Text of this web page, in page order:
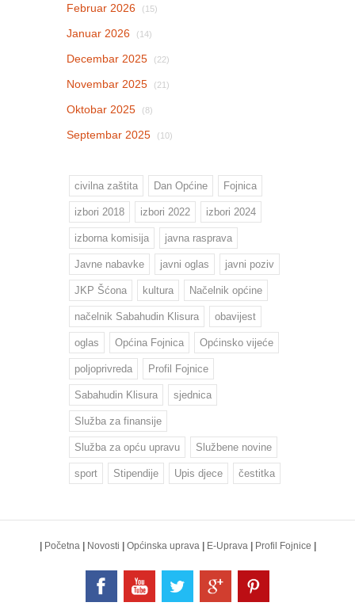
Februar 2026 (15)
Januar 2026 (14)
Decembar 2025 (22)
Novembar 2025 (21)
Oktobar 2025 (8)
Septembar 2025 (10)
civilna zaštita Dan Općine Fojnica
izbori 2018 izbori 2022 izbori 2024
izborna komisija javna rasprava
Javne nabavke javni oglas javni poziv
JKP Šćona kultura Načelnik općine
načelnik Sabahudin Klisura obavijest
oglas Općina Fojnica Općinsko vijeće
poljoprivreda Profil Fojnice
Sabahudin Klisura sjednica
Služba za finansije
Služba za opću upravu Službene novine
sport Stipendije Upis djece čestitka
| Početna | Novosti | Općinska uprava | E-Uprava | Profil Fojnice |